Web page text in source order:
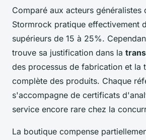
Comparé aux acteurs généralistes
Stormrock pratique effectivement
supérieurs de 15 à 25%.
trouve sa justification dans la
des processus de fabrication et la
complète des produits. Chaque
s'accompagne de certificats
service encore rare chez la
La boutique compense